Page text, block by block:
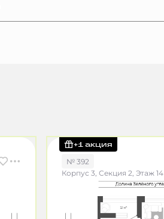
+1 акция
№ 392
Корпус 3, Секция 2, Этаж 14